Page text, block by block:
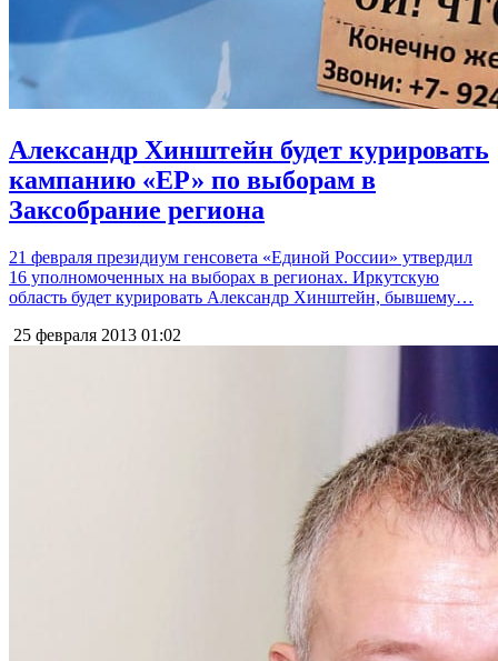
Александр Хинштейн будет курировать
кампанию «ЕР» по выборам в
Заксобрание региона
21 февраля президиум генсовета «Единой России» утвердил
16 уполномоченных на выборах в регионах. Иркутскую
область будет курировать Александр Хинштейн, бывшему…
25 февраля 2013 01:02